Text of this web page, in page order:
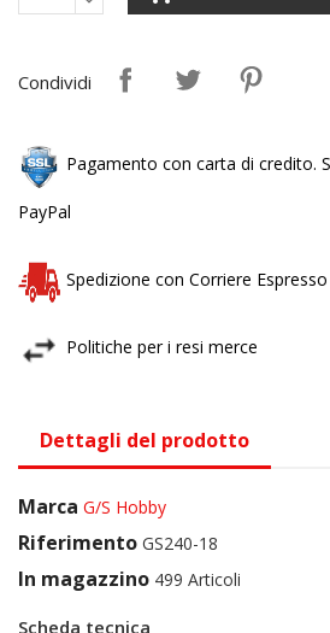
Condividi
Pagamento con carta di credito.
PayPal
Spedizione con Corriere Espresso
Politiche per i resi merce
Dettagli del prodotto
Marca G/S Hobby
Riferimento GS240-18
In magazzino 499 Articoli
Scheda tecnica